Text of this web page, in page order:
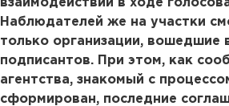
взаимодействии в ходе
Наблюдателей же на участки
только организации, вошедшие
подписантов. При этом, как
агентства, знакомый с
сформирован, последние